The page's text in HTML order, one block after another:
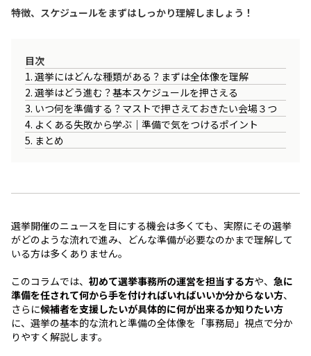
特徴、スケジュールをまずはしっかり理解しましょう！
目次
1. 選挙にはどんな種類がある？まずは全体像を理解
2. 選挙はどう進む？基本スケジュールを押さえる
3. いつ何を準備する？マストで押さえておきたい会場３つ
4. よくある失敗から学ぶ｜準備で気をつけるポイント
5. まとめ
選挙開催のニュースを目にする機会は多くても、実際にその選挙
がどのような流れで進み、どんな準備が必要なのかまで理解して
いる方は多くありません。
このコラムでは、 初めて選挙事務所の運営を担当する方や、 急に
準備を任されて何から手を付ければいればいいか分からない方、
さらに候補者を支援したいが具体的に何が出来るか知りたい方
に、選挙の基本的な流れと準備の全体像を「事務局」視点で分か
りやすく解説します。